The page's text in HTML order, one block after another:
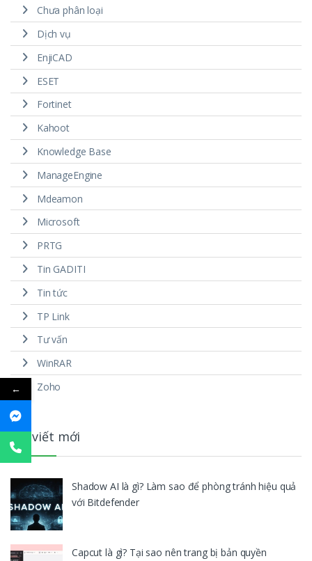
Chưa phân loại
Dịch vụ
EnjiCAD
ESET
Fortinet
Kahoot
Knowledge Base
ManageEngine
Mdeamon
Microsoft
PRTG
Tin GADITI
Tin tức
TP Link
Tư vấn
WinRAR
Zoho
Bài viết mới
Shadow AI là gì? Làm sao để phòng tránh hiệu quả
với Bitdefender
Capcut là gì? Tại sao nên trang bị bản quyền
←